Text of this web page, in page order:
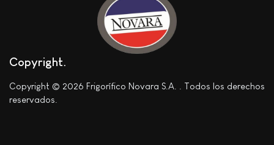
Copyright
Copyright © 2026 Frigorífico Novara S.A. . Todos los derechos
reservados.